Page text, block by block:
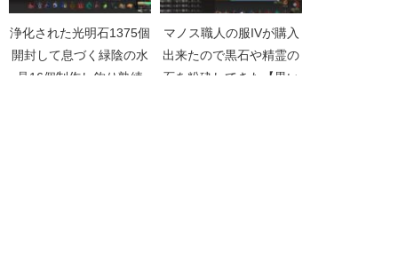
浄化された光明石1375個
開封して息づく緑陰の水
晶16個制作し釣り熟練
マノス職人の服IVが購入
出来たので黒石や精霊の
石を粉砕してきた【黒い